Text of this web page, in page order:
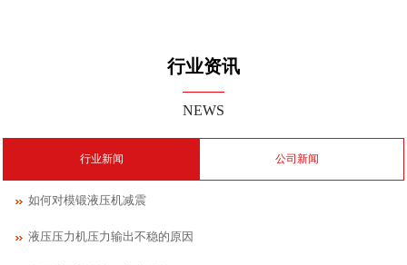
行业资讯
NEWS
行业新闻 公司新闻
如何对模锻液压机减震
液压压力机压力输出不稳的原因